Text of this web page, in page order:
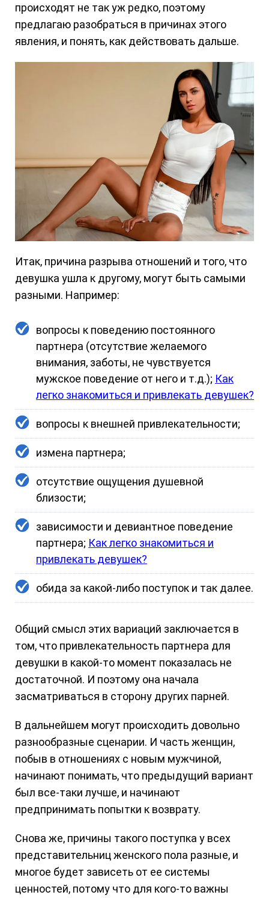
происходят не так уж редко, поэтому
предлагаю разобраться в причинах этого
явления, и понять, как действовать дальше.
Итак, причина разрыва отношений и того, что
девушка ушла к другому, могут быть самыми
разными. Например:
вопросы к поведению постоянного
партнера (отсутствие желаемого
внимания, заботы, не чувствуется
мужское поведение от него и т.д.); Как
легко знакомиться и привлекать девушек?
вопросы к внешней привлекательности;
измена партнера;
отсутствие ощущения душевной
близости;
зависимости и девиантное поведение
партнера; Как легко знакомиться и
привлекать девушек?
обида за какой-либо поступок и так далее.
Общий смысл этих вариаций заключается в
том, что привлекательность партнера для
девушки в какой-то момент показалась не
достаточной. И поэтому она начала
засматриваться в сторону других парней.
В дальнейшем могут происходить довольно
разнообразные сценарии. И часть женщин,
побыв в отношениях с новым мужчиной,
начинают понимать, что предыдущий вариант
был все-таки лучше, и начинают
предпринимать попытки к возврату.
Снова же, причины такого поступка у всех
представительниц женского пола разные, и
многое будет зависеть от ее системы
ценностей, потому что для кого-то важны